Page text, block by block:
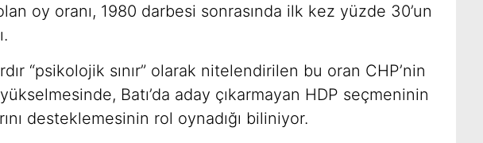
oy oranı, 1980 darbesi sonrasında ilk kez yüzde 30’un
“psikolojik sınır” olarak nitelendirilen bu oran CHP’nin
Batı’da aday çıkarmayan HDP seçmeninin
desteklemesinin rol oynadığı biliniyor.